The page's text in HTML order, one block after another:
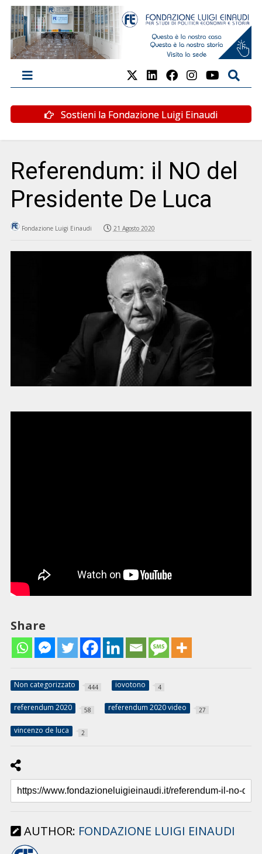
Sostieni la Fondazione Luigi Einaudi
Referendum: il NO del
Presidente De Luca
Fondazione Luigi Einaudi 21 Agosto 2020
Share
Non categorizzato 444 iovotono 4
referendum 2020 58 referendum 2020 video 27
vincenzo de luca 2
AUTHOR: FONDAZIONE LUIGI EINAUDI